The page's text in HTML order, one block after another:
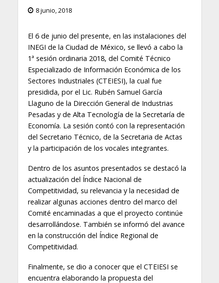
8 junio, 2018
El 6 de junio del presente, en las instalaciones del
INEGI de la Ciudad de México, se llevó a cabo la
1ª sesión ordinaria 2018, del Comité Técnico
Especializado de Información Económica de los
Sectores Industriales (CTEIESI), la cual fue
presidida, por el Lic. Rubén Samuel García
Llaguno de la Dirección General de Industrias
Pesadas y de Alta Tecnología de la Secretaría de
Economía. La sesión contó con la representación
del Secretario Técnico, de la Secretaria de Actas
y la participación de los vocales integrantes.
Dentro de los asuntos presentados se destacó la
actualización del Índice Nacional de
Competitividad, su relevancia y la necesidad de
realizar algunas acciones dentro del marco del
Comité encaminadas a que el proyecto continúe
desarrollándose. También se informó del avance
en la construcción del Índice Regional de
Competitividad.
Finalmente, se dio a conocer que el CTEIESI se
encuentra elaborando la propuesta del